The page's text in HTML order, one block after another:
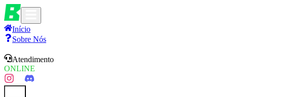
Início
Sobre Nós
Atendimento
ONLINE